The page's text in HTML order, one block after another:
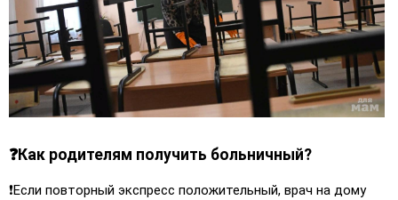
❓Как родителям получить больничный?
❗️Если повторный экспресс положительный, врач на дому